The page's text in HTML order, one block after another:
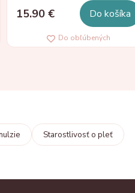
15.90 € Do košíka
Do obľúbených
Starostlivosť o pleť